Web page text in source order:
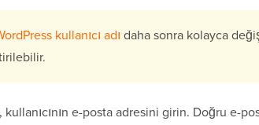
kullanıcı adı daha sonra kolayca
kullanıcının e-posta adresini girin. Doğru e-